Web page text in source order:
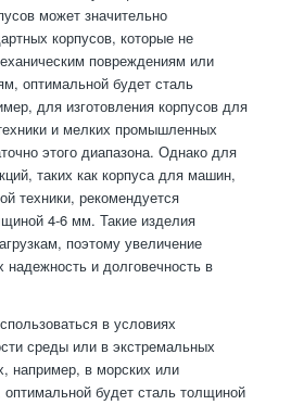
может значительно
корпусов, которые не
повреждениям или
оптимальной будет сталь
для изготовления корпусов для
и мелких промышленных
этого диапазона. Однако для
таких как корпуса для машин,
техники, рекомендуется
4-6 мм. Такие изделия
поэтому увеличение
надежность и долговечность в
в условиях
среды или в экстремальных
например, в морских или
оптимальной будет сталь толщиной